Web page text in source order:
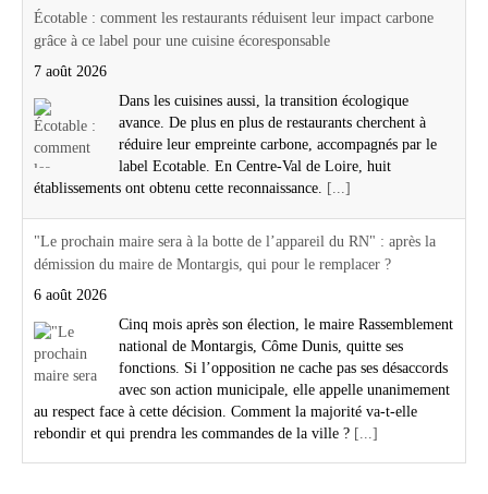
Écotable : comment les restaurants réduisent leur impact carbone
grâce à ce label pour une cuisine écoresponsable
7 août 2026
Dans les cuisines aussi, la transition écologique
avance. De plus en plus de restaurants cherchent à
réduire leur empreinte carbone, accompagnés par le
label Ecotable. En Centre-Val de Loire, huit
établissements ont obtenu cette reconnaissance. [...]
"Le prochain maire sera à la botte de l’appareil du RN" : après la
démission du maire de Montargis, qui pour le remplacer ?
6 août 2026
Cinq mois après son élection, le maire Rassemblement
national de Montargis, Côme Dunis, quitte ses
fonctions. Si l’opposition ne cache pas ses désaccords
avec son action municipale, elle appelle unanimement
au respect face à cette décision. Comment la majorité va-t-elle
rebondir et qui prendra les commandes de la ville ? [...]